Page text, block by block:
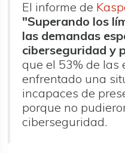
El informe de
"Superando los
las demandas
ciberseguridad y
que el 53% de las
enfrentado una
incapaces de
porque no
ciberseguridad.